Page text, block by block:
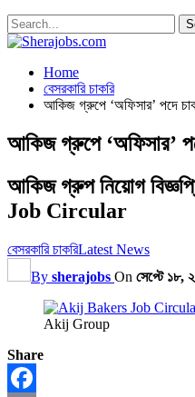
Home
বেসরকারি চাকরি
আকিজ গ্রুপে ‘অফিসার’ পদে
আকিজ গ্রুপে ‘অফিসার’
আকিজ গ্রুপ নিয়োগ
Job Circular
বেসরকারি চাকরিLatest News
By sherajobs On সেপ্টে ১৮,
Akij Group
Share